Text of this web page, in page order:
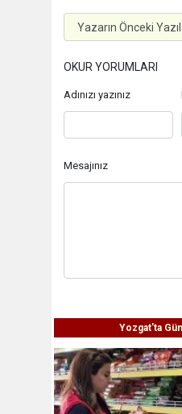
OKUR YORUMLARI
Adınızı yazınız
Mesajınız
Yozgat'ta